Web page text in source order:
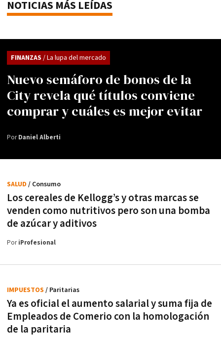
NOTICIAS MÁS LEÍDAS
Nuevo semáforo de bonos de la
City revela qué títulos conviene
comprar y cuáles es mejor evitar
FINANZAS / La lupa del mercado
PorDaniel Alberti
Los cereales de Kellogg’s y otras marcas se
venden como nutritivos pero son una bomba
de azúcar y aditivos
SALUD / Consumo
PoriProfesional
Ya es oficial el aumento salarial y suma fija de
Empleados de Comerio con la homologación
de la paritaria
IMPUESTOS / Paritarias